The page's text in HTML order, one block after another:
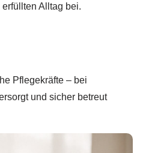
Alltag bei.
Pflegekräfte – bei
und sicher betreut